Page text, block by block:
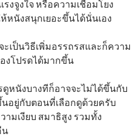
งจูงใจ หรือความเชื่อมโยง
หนังสนุกเยอะขึ้นได้นั่นเอง
เป็นวิธีเพิ่มอรรถรสและก็ความ
งโปรดได้มากขึ้น
หนังบางทีก็อาจจะไม่ได้ขึ้นกับ
นอยู่กับตอนที่เลือกดูด้วยครับ
ามเงียบ สมาธิสูง รวมทั้ง
น